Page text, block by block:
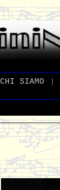
CHI _SIAMO |